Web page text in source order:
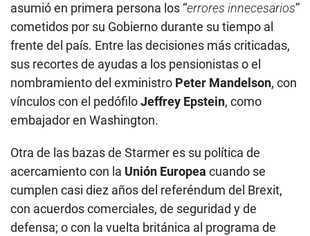
asumió en primera persona los “errores innecesarios”
cometidos por su Gobierno durante su tiempo al
frente del país. Entre las decisiones más criticadas,
sus recortes de ayudas a los pensionistas o el
nombramiento del exministro Peter Mandelson, con
vínculos con el pedófiloJeffrey Epstein, como
embajador en Washington.
Otra de las bazas de Starmer es su política de
acercamiento con la Unión Europea cuando se
cumplen casi diez años del referéndum del Brexit,
con acuerdos comerciales, de seguridad y de
defensa; o con la vuelta británica al programa de